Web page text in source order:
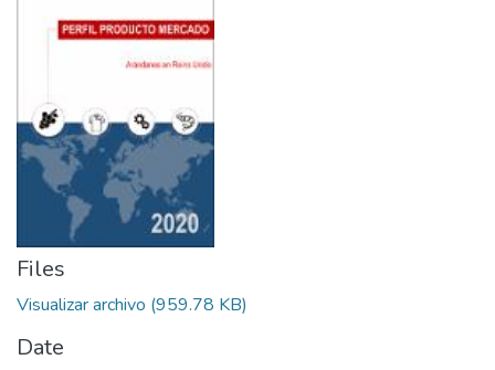
Files
Visualizar archivo (959.78 KB)
Date